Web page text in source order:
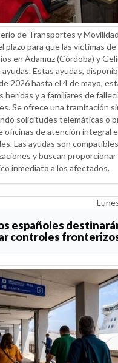
de Transportes y
plazo para que las víctimas
en Adamuz (Córdoba) y
Estas ayudas,
2026 hasta el 4 de mayo,
heridas y a familiares de
Se ofrece una tramitación
solicitudes telemáticas o
oficinas de atención integral
Las ayudas son
y buscan
inmediato a los afectados.
españoles
controles